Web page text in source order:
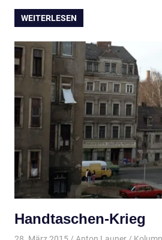
WEITERLESEN
Handtaschen-Krieg